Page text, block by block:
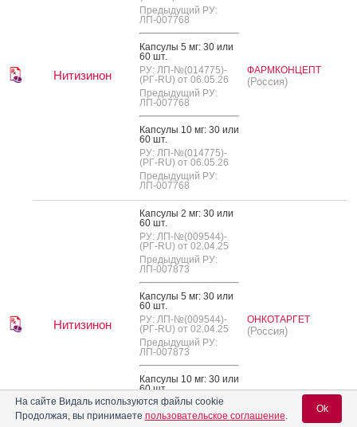
Нитизинон
Предыдущий РУ:
ЛП-007768
Кап­су­лы 5 мг: 30 или
60 шт.
РУ: ЛП-№(014775)-
(РГ-RU) от 06.05.26
Предыдущий РУ:
ЛП-007768
Кап­су­лы 10 мг: 30 или
60 шт.
РУ: ЛП-№(014775)-
(РГ-RU) от 06.05.26
Предыдущий РУ:
ЛП-007768
ФАРМКОНЦЕПТ
(Россия)
Нитизинон
Кап­су­лы 2 мг: 30 или
60 шт.
РУ: ЛП-№(009544)-
(РГ-RU) от 02.04.25
Предыдущий РУ:
ЛП-007873
Кап­су­лы 5 мг: 30 или
60 шт.
РУ: ЛП-№(009544)-
(РГ-RU) от 02.04.25
Предыдущий РУ:
ЛП-007873
Кап­су­лы 10 мг: 30 или
60 шт.
РУ: ЛП-№(009544)-
(РГ-RU) от 02.04.25
ОНКОТАРГЕТ
(Россия)
На сайте Видаль используются файлы cookie
Продолжая, вы принимаете пользовательское соглашение.
Ok